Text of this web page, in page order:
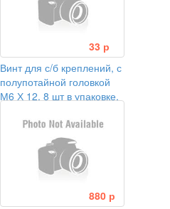
33 р
Винт для с/б креплений, с
полупотайной головкой
М6 Х 12, 8 шт в упаковке,
880 р